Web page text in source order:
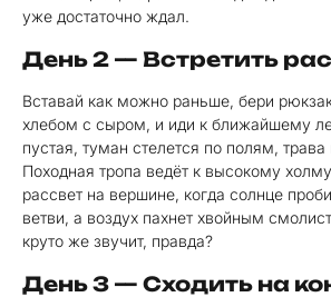
уже достаточно ждал.
День 2 — Встретить
Вставай как можно раньше, бери
хлебом с сыром, и иди к ближайшему
пустая, туман стелется по полям,
Походная тропа ведёт к высокому
рассвет на вершине, когда солнце
ветви, а воздух пахнет хвойным
круто же звучит, правда?
День 3 — Сходить на